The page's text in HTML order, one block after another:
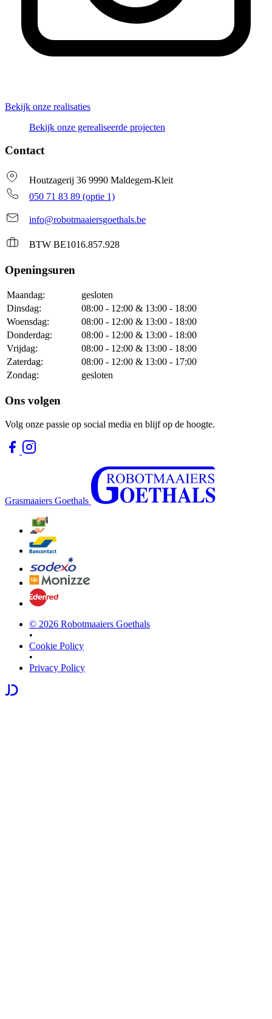
Bekijk onze realisaties
Bekijk onze gerealiseerde projecten
Contact
Houtzagerij 36 9990 Maldegem-Kleit
050 71 83 89 (optie 1)
info@robotmaaiersgoethals.be
BTW BE1016.857.928
Openingsuren
Maandag:
gesloten
Dinsdag:
08:00 - 12:00 & 13:00 - 18:00
Woensdag:
08:00 - 12:00 & 13:00 - 18:00
Donderdag:
08:00 - 12:00 & 13:00 - 18:00
Vrijdag:
08:00 - 12:00 & 13:00 - 18:00
Zaterdag:
08:00 - 12:00 & 13:00 - 17:00
Zondag:
gesloten
Ons volgen
Volg onze passie op social media en blijf op de hoogte.
Grasmaaiers Goethals
© 2026 Robotmaaiers Goethals
•
Cookie Policy
•
Privacy Policy